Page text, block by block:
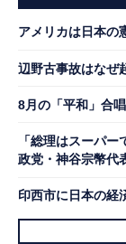
アメリカは日本の
辺野古事故はなぜ
8月の「平和」合
「総理はスーパ
政党・神谷宗幣代
印西市に日本の経